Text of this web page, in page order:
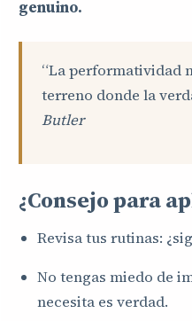
genuino.
“La performatividad
terreno donde la
Butler
¿Consejo para
Revisa tus rutinas:
No tengas miedo de
necesita es verdad.